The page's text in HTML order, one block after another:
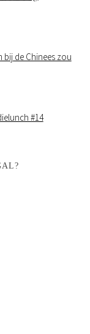
bij de Chinees zou
#14